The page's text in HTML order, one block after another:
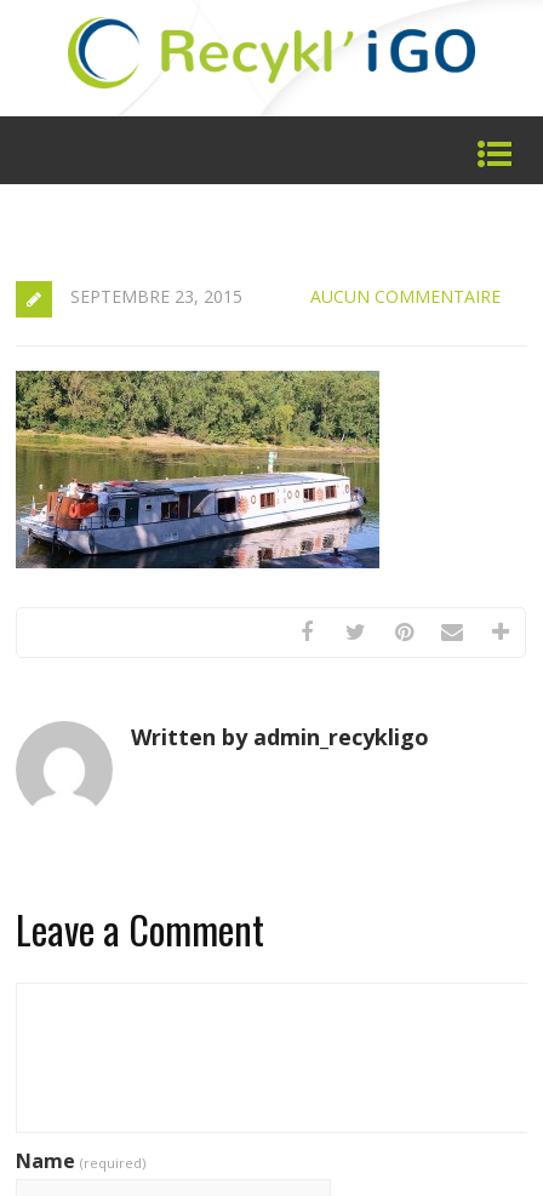
SEPTEMBRE 23, 2015 AUCUN COMMENTAIRE
Written by admin_recykligo
Leave a Comment
Name(required)